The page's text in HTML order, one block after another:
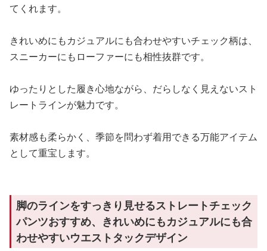
てくれます。
きれいめにもカジュアルにも合わせやすいチェック柄は、
スニーカーにもローファーにも相性抜群です。
ゆったりとした履き心地ながら、だらしなく見えないスト
レートラインが魅力です。
素材感も柔らかく、季節を問わず着用できる万能アイテム
として重宝します。
脚のラインをすっきり見せるストレートチェック
パンツおすすめ、きれいめにもカジュアルにも合
わせやすいウエストタックデザイン